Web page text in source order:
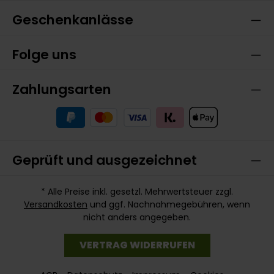
Geschenkanlässe
Folge uns
Zahlungsarten
Geprüft und ausgezeichnet
* Alle Preise inkl. gesetzl. Mehrwertsteuer zzgl.
Versandkosten und ggf. Nachnahmegebühren, wenn
nicht anders angegeben.
VERTRAG WIDERRUFEN